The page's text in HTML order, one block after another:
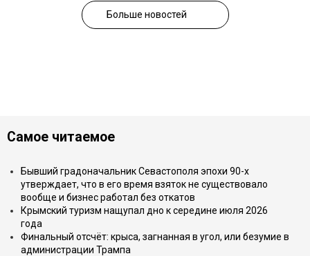
Больше новостей
Самое читаемое
Бывший градоначальник Севастополя эпохи 90-х
утверждает, что в его время взяток не существовало
вообще и бизнес работал без откатов
Крымский туризм нащупал дно к середине июля 2026
года
Финальный отсчёт: крыса, загнанная в угол, или безумие в
администрации Трампа